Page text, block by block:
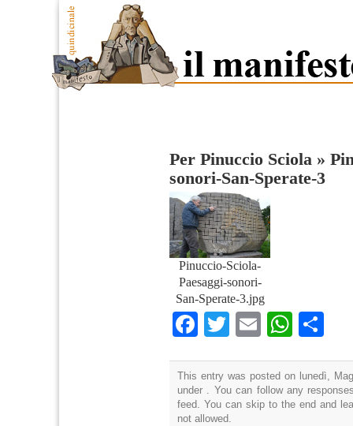
Per Pinuccio Sciola »
sonori-San-Sperate-3
Pinuccio-Sciola-
Paesaggi-sonori-
San-Sperate-3.jpg
Facebook
TwitterEmail
This entry was posted on lunedì,
under . You can follow any
feed. You can skip to the end and
not allowed.